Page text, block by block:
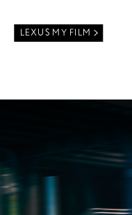
LEXUS MY FILM